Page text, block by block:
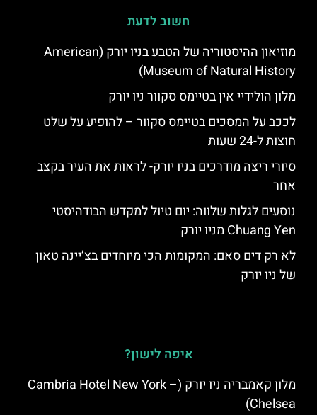
חשוב לדעת
מוזיאון ההיסטוריה של הטבע בניו יורק (American
Museum of Natural History)
מלון הולידיי אין בטיימס סקוור ניו יורק
לככב על המסכים בטיימס סקוור – להופיע על שלט
חוצות ל-24 שעות
סיורי ריצה מודרכים בניו יורק- לראות את העיר בקצב
אחר
נוסעים לגלות שלווה: יום טיול למקדש הבודהיסטי
Chuang Yen מניו יורק
לא רק דים סאם: המקומות הכי מיוחדים בצ’יינה טאון
של ניו יורק
איפה לישון?
מלון קאמבריה ניו יורק (Cambria Hotel New York –
Chelsea)